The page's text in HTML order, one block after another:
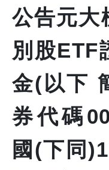
公告元大
別股ETF
金(以下
券代碼
國(下同